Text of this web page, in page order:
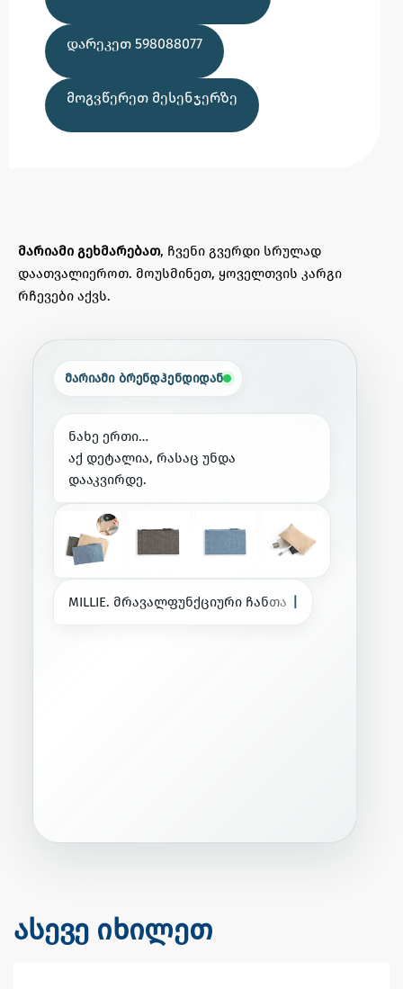
ᲓᲐᲠᲔᲙᲔᲗ 598088077
ᲛᲝᲒᲕᲬᲔᲠᲔᲗ ᲛᲔᲡᲔᲜᲯᲔᲠᲖᲔ
მარიამი გეხმარებათ, ჩვენი გვერდი სრულად
დაათვალიეროთ. მოუსმინეთ, ყოველთვის კარგი
რჩევები აქვს.
მარიამი ბრენდჰენდიდან
ნახე ერთი…
აქ დეტალია, რასაც უნდა
დააკვირდე.
MILLIE. მრავალფუნქციური ჩანთა
ასევე იხილეთ